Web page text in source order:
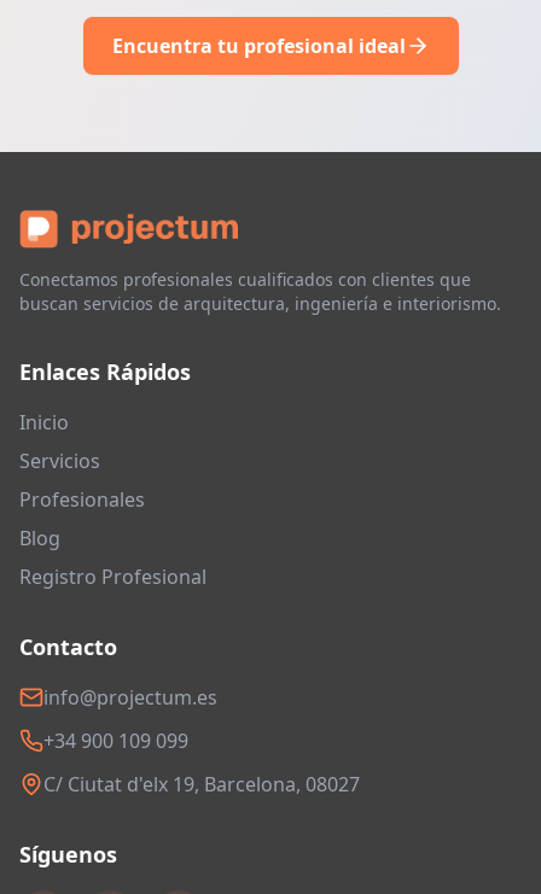
Encuentra tu profesional ideal
Conectamos profesionales cualificados con clientes que
buscan servicios de arquitectura, ingeniería e interiorismo.
Enlaces Rápidos
Inicio
Servicios
Profesionales
Blog
Registro Profesional
Contacto
info@projectum.es
+34 900 109 099
C/ Ciutat d'elx 19, Barcelona, 08027
Síguenos